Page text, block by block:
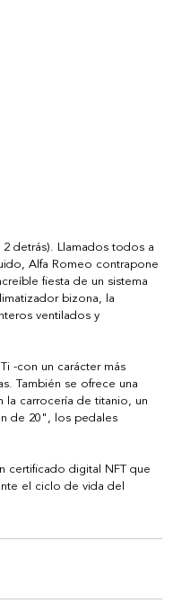
detrás). Llamados todos a
Alfa Romeo contrapone
fiesta de un sistema
bizona, la
ventilados y
-con un carácter más
También se ofrece una
la carrocería de titanio, un
de 20", los pedales
certificado digital NFT que
el ciclo de vida del